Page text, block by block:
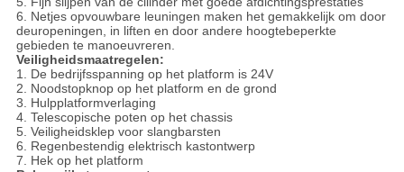
6. Netjes opvouwbare leuningen maken het gemakkelijk om door
deuropeningen, in liften en door andere hoogtebeperkte
gebieden te manoeuvreren.
Veiligheidsmaatregelen:
1. De bedrijfsspanning op het platform is 24V
2. Noodstopknop op het platform en de grond
3. Hulpplatformverlaging
4. Telescopische poten op het chassis
5. Veiligheidsklep voor slangbarsten
6. Regenbestendig elektrisch kastontwerp
7. Hek op het platform